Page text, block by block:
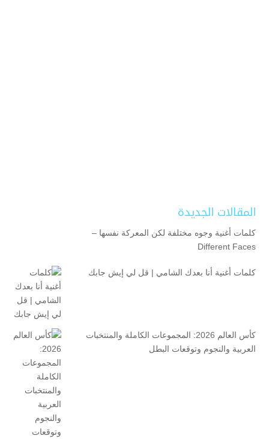
المقالات الجديدة
كلمات أغنية وجوه مختلفة لكن المعركة نفسها –
Different Faces
كلمات أغنية أنا بعدك الشامي | قل لي إيش جابك
كأس العالم 2026: المجموعات الكاملة والمنتخبات
العربية والنجوم وتوقعات البطل